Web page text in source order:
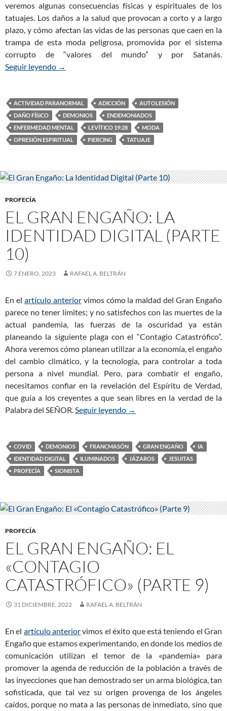
veremos algunas consecuencias físicas y espirituales de los
tatuajes. Los daños a la salud que provocan a corto y a largo
plazo, y cómo afectan las vidas de las personas que caen en la
trampa de esta moda peligrosa, promovida por el sistema
corrupto de “valores del mundo” y por Satanás.
Seguir leyendo Tatuajes: Moda Peligrosa que Daña al Espíritu
→
ACTIVIDAD PARANORMAL ADICCIÓN
AUTOLESIÓN
DAÑO FÍSICO
DEMONIOS
ENDEMONIADOS
ENFERMEDAD MENTAL
LEVÍTICO 19:28
MODA
OPRESIÓN ESPIRITUAL
PIERCING TATUAJE
PROFECÍA
EL GRAN ENGAÑO: LA
IDENTIDAD DIGITAL (PARTE
10)
7 ENERO, 2023 RAFAEL A. BELTRÁN
En el artículo anteriorvimos cómo la maldad del Gran Engaño
parece no tener límites; y no satisfechos con las muertes de la
actual pandemia, las fuerzas de la oscuridad ya están
planeando la siguiente plaga con el “Contagio Catastrófico”.
Ahora veremos cómo planean utilizar a la economía, el engaño
del cambio climático, y la tecnología, para controlar a toda
persona a nivel mundial. Pero, para combatir el engaño,
necesitamos confiar en la revelación del Espíritu de Verdad,
que guía a los creyentes a que sean libres en la verdad de la
Palabra del SEÑOR.Seguir leyendo El Gran Engaño: La
→
COVID DEMONIOS FRANCMASÓN GRAN ENGAÑO
IA
IDENTIDAD DIGITAL
ILUMINADOS JÁZAROS
JESUITAS
PROFECÍA
SIONISTA
PROFECÍA
EL GRAN ENGAÑO: EL
«CONTAGIO
CATASTRÓFICO» (PARTE 9)
31 DICIEMBRE, 2022 RAFAEL A. BELTRÁN
En el artículo anteriorvimos el éxito que está teniendo el Gran
Engaño que estamos experimentando, en donde los medios de
comunicación utilizan el temor de la «pandemia» para
promover la agenda de reducción de la población a través de
las inyecciones que han demostrado ser un arma biológica, tan
sofisticada, que tal vez su origen provenga de los ángeles
caídos, porque no mata a las personas de inmediato, sino que